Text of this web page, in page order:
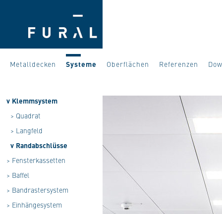
Metalldecken Systeme Oberflächen Referenzen
v Klemmsystem
> Quadrat
> Langfeld
v Randabschlüsse
> Fensterkassetten
> Baffel
> Bandrastersystem
> Einhängesystem